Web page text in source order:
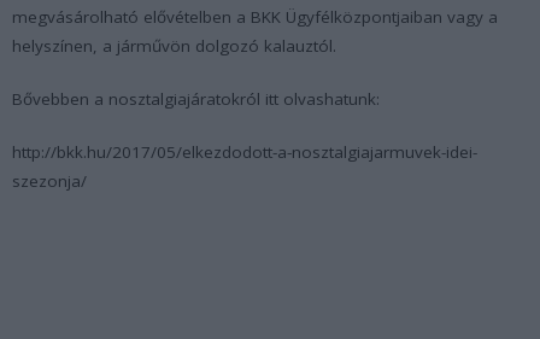
megvásárolható elővételben a BKK Ügyfélközpontjaiban vagy a
helyszínen, a járművön dolgozó kalauztól.
Bővebben a nosztalgiajáratokról itt olvashatunk:
http://bkk.hu/2017/05/elkezdodott-a-nosztalgiajarmuvek-idei-
szezonja/